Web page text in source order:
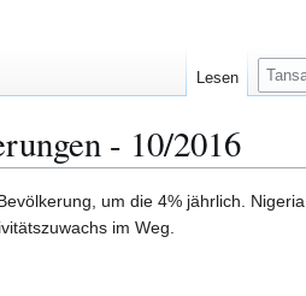
- 10/2016
um die 4% jährlich.
im Weg.
Lesen
S
u
e